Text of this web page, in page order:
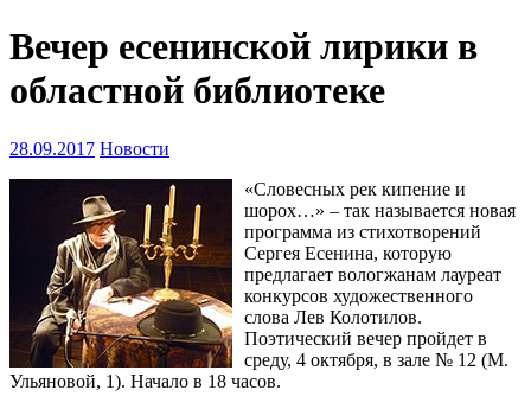
Вечер есенинской лирики в
областной библиотеке
28.09.2017 Новости
«Словесных рек кипение и
шорох…» – так называется новая
программа из стихотворений
Сергея Есенина, которую
предлагает вологжанам лауреат
конкурсов художественного
слова Лев Колотилов.
Поэтический вечер пройдет в
среду, 4 октября, в зале № 12 (М.
Ульяновой, 1). Начало в 18 часов.